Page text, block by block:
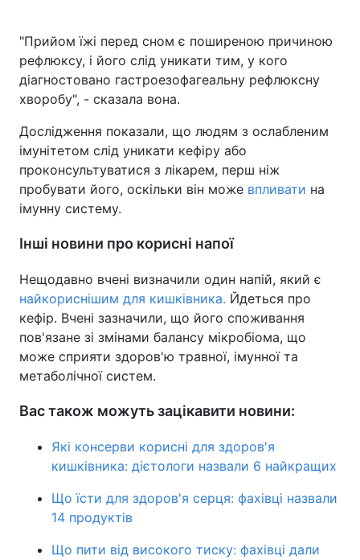
"Прийом їжі перед сном є поширеною причиною
рефлюксу, і його слід уникати тим, у кого
діагностовано гастроезофагеальну рефлюксну
хворобу", - сказала вона.
Дослідження показали, що людям з ослабленим
імунітетом слід уникати кефіру або
проконсультуватися з лікарем, перш ніж
пробувати його, оскільки він може впливати на
імунну систему.
Інші новини про корисні напої
Нещодавно вчені визначили один напій, який є
найкориснішим для кишківника. Йдеться про
кефір. Вчені зазначили, що його споживання
пов'язане зі змінами балансу мікробіома, що
може сприяти здоров'ю травної, імунної та
метаболічної систем.
Вас також можуть зацікавити новини:
Які консерви корисні для здоров'я
кишківника: дієтологи назвали 6 найкращих
Що їсти для здоров'я серця: фахівці назвали
14 продуктів
Що пити від високого тиску: фахівці дали